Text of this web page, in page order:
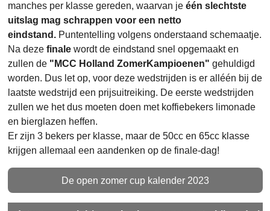
manches per klasse gereden, waarvan je één slechtste
uitslag mag schrappen voor een netto
eindstand. Puntentelling volgens onderstaand schemaatje.
Na deze finale wordt de eindstand snel opgemaakt en
zullen de "MCC Holland ZomerKampioenen" gehuldigd
worden. Dus let op, voor deze wedstrijden is er alléén bij de
laatste wedstrijd een prijsuitreiking. De eerste wedstrijden
zullen we het dus moeten doen met koffiebekers limonade
en bierglazen heffen.
Er zijn 3 bekers per klasse, maar de 50cc en 65cc klasse
krijgen allemaal een aandenken op de finale-dag!
De open zomer cup kalender 2023